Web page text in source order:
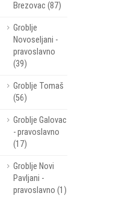
Brezovac (87)
Groblje
Novoseljani -
pravoslavno
(39)
Groblje Tomaš
(56)
Groblje Galovac
- pravoslavno
(17)
Groblje Novi
Pavljani -
pravoslavno (1)